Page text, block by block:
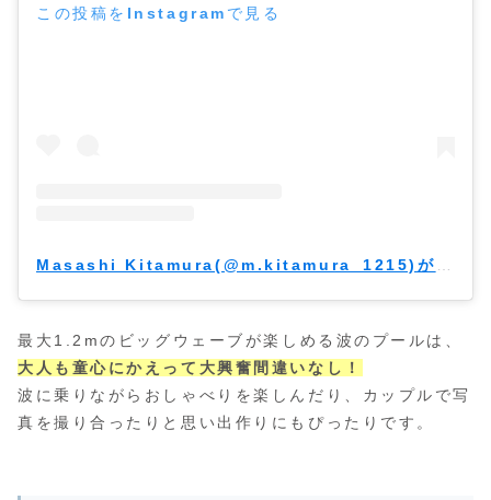
この投稿をInstagramで見る
最大1.2mのビッグウェーブが楽しめる波のプールは、
大人も童心にかえって大興奮間違いなし！
波に乗りながらおしゃべりを楽しんだり、カップルで写
真を撮り合ったりと思い出作りにもぴったりです。